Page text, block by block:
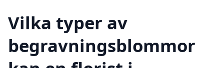
Vilka typer av
begravningsblommor